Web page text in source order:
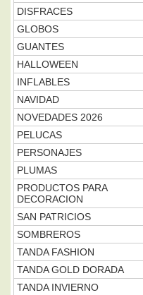
DISFRACES
GLOBOS
GUANTES
HALLOWEEN
INFLABLES
NAVIDAD
NOVEDADES 2026
PELUCAS
PERSONAJES
PLUMAS
PRODUCTOS PARA
DECORACION
SAN PATRICIOS
SOMBREROS
TANDA FASHION
TANDA GOLD DORADA
TANDA INVIERNO